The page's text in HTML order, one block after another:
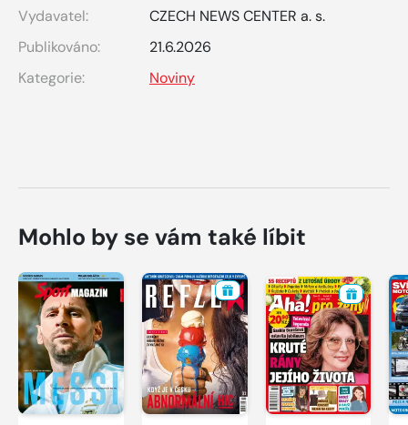
Vydavatel:
CZECH NEWS CENTER a. s.
Publikováno:
21.6.2026
Kategorie:
Noviny
Mohlo by se vám také líbit